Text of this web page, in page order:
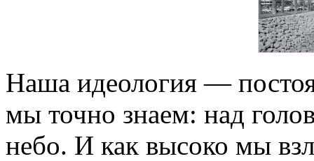
Наша идеология —
мы точно знаем: над
небо. И как высоко мы